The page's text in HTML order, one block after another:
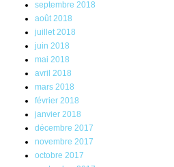
septembre 2018
août 2018
juillet 2018
juin 2018
mai 2018
avril 2018
mars 2018
février 2018
janvier 2018
décembre 2017
novembre 2017
octobre 2017